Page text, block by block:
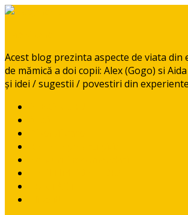
Acest blog prezinta aspecte de viata din
de mămică a doi copii: Alex (Gogo) si
și idei / sugestii / povestiri din